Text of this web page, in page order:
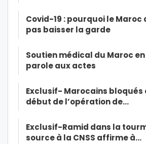
Covid-19 : pourquoi le Maroc
pas baisser la garde
Soutien médical du Maroc
parole aux actes
Exclusif- Marocains bloqués
début de l’opération de…
Exclusif-Ramid dans la
source à la CNSS affirme à…